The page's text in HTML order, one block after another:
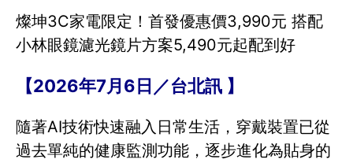
燦坤3C家電限定！首發優惠價3,990元 搭配
小林眼鏡濾光鏡片方案5,490元起配到好
【2026年7月6日／台北訊 】
隨著AI技術快速融入日常生活，穿戴裝置已從
過去單純的健康監測功能，逐步進化為貼身的